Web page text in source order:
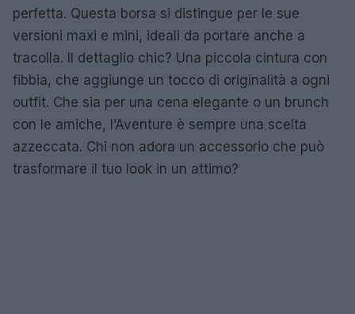
perfetta. Questa borsa si distingue per le sue
versioni maxi e mini, ideali da portare anche a
tracolla. Il dettaglio chic? Una piccola cintura con
fibbia, che aggiunge un tocco di originalità a ogni
outfit. Che sia per una cena elegante o un brunch
con le amiche, l’Aventure è sempre una scelta
azzeccata. Chi non adora un accessorio che può
trasformare il tuo look in un attimo?